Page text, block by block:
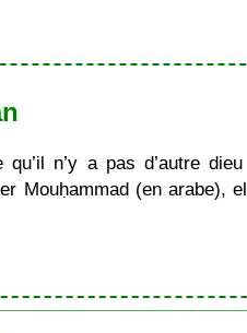
n’y a pas d’autre
Mouḥammad (en arabe),